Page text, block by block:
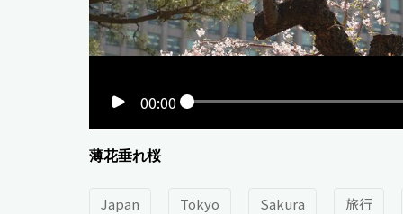
00:00
薄花垂れ桜
Japan Tokyo Sakura 旅行